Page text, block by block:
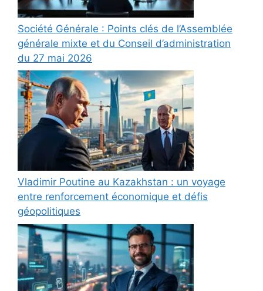
Société Générale : Points clés de l’Assemblée
générale mixte et du Conseil d’administration
du 27 mai 2026
Vladimir Poutine au Kazakhstan : un voyage
entre renforcement économique et défis
géopolitiques